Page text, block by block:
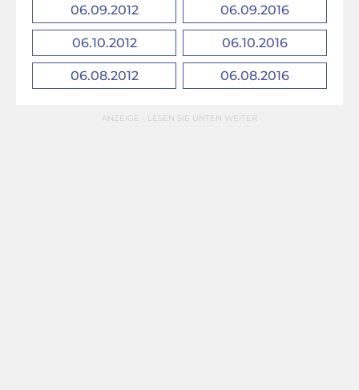
06.09.2012 06.09.2016
06.10.2012 06.10.2016
06.08.2012 06.08.2016
ANZEIGE - LESEN SIE UNTEN WEITER